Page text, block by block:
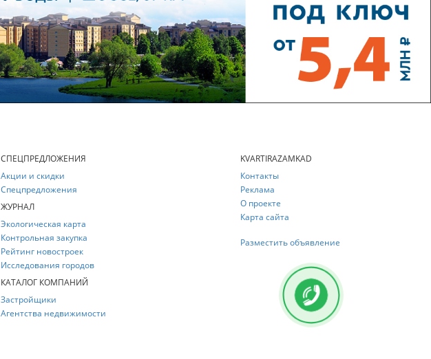
СПЕЦПРЕДЛОЖЕНИЯ
Акции и скидки
Спецпредложения
ЖУРНАЛ
Экологическая карта
Контрольная закупка
Рейтинг новостроек
Исследования городов
КАТАЛОГ КОМПАНИЙ
Застройщики
Агентства недвижимости
KVARTIRAZAMKAD
Контакты
Реклама
О проекте
Карта сайта
Разместить объявление